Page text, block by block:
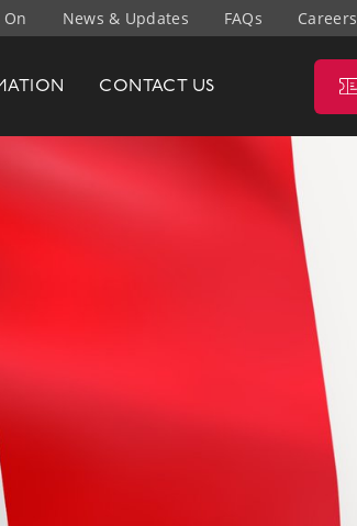
CONTACTUS
News & Updates FAQs Careers